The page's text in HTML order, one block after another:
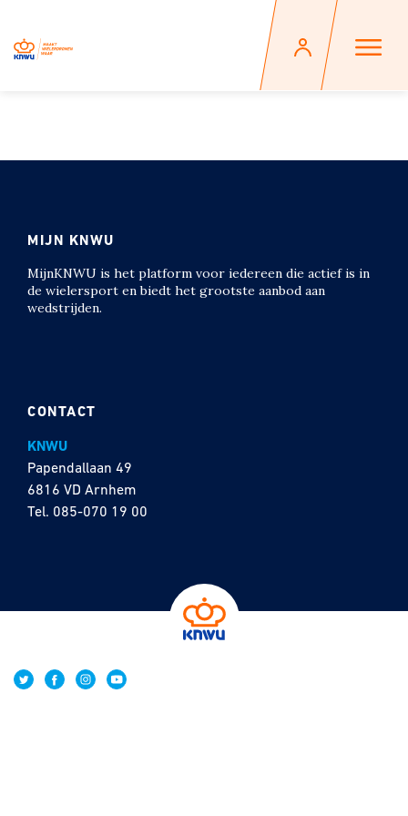
CONTACT
KNWU
Papendallaan 49
6816 VD Arnhem
Tel. 085-070 19 00
MIJN KNWU
MijnKNWU is het platform voor iedereen die actief is in
de wielersport en biedt het grootste aanbod aan
wedstrijden.